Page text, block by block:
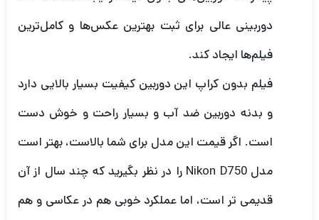
دوربینی عالی برای ثبت بهترین عکس‌ها و کامل‌ترین
فیلم‌ها ایجاد کند.
فیلم بدون کراپ این دوربین کیفیت بسیار بالایی دارد
و بدنه دوربین ضد آب و بسیار راحت و خوش دست
است. اگر قیمت این مدل برای شما بالاست، بهتر است
مدل Nikon D750 را در نظر بگیرید که چند سال از آن
قدیمی تر است، اما عملکرد خوبی هم در عکاسی و هم